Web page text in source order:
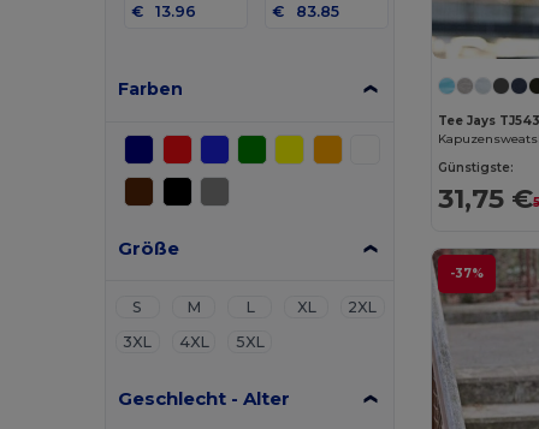
€
€
Farben
Größe
S M L XL
2XL
3XL
4XL 5XL
Geschlecht - Alter
Tee Jays
Günstigste:
31,75 €
-37%